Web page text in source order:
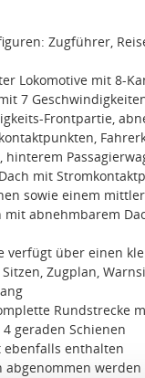
Zugführer,
Lokomotive mit 8-
7
Frontpartie,
mit
sowie einem
mit abnehmbarem
verfügt über einen
Zugplan,
Rundstrecke
geraden Schienen
ebenfalls enthalten
abgenommen